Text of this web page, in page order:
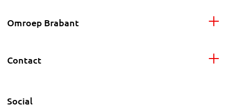
Omroep Brabant
Contact
Social